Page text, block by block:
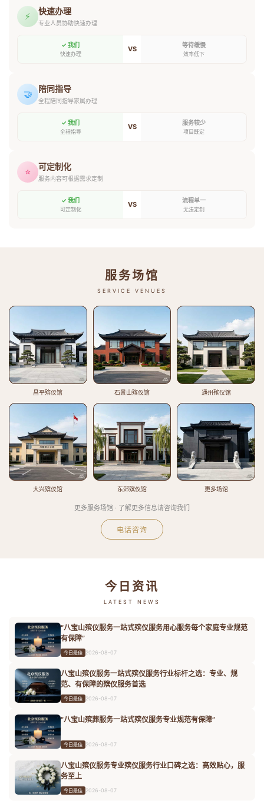
⚡ 快速办理
专业人员协助快速办理
✓ 我们
快速办理
VS 等待缓慢
效率低下
🤝 陪同指导
全程陪同指导家属办理
✓ 我们
全程指导
VS 服务较少
项目既定
⭐ 可定制化
服务内容可根据需求定制
✓ 我们
可定制化
VS 流程单一
无法定制
服务场馆
SERVICE VENUES
昌平殡仪馆 石景山殡仪馆 通州殡仪馆
大兴殡仪馆 东郊殡仪馆 更多场馆
更多服务场馆 · 了解更多信息请咨询我们
电话咨询
今日资讯
LATEST NEWS
“八宝山殡仪服务一站式殡仪服务用心服务每个家庭专业规范
有保障”
今日最佳 2026-08-07
八宝山殡仪服务一站式殡仪服务行业标杆之选：专业、规
范、有保障的殡仪服务首选
今日最佳 2026-08-07
“八宝山殡葬服务一站式殡仪服务专业规范有保障”
今日最佳 2026-08-07
八宝山殡仪服务专业殡仪服务行业口碑之选：高效贴心，服
务至上
今日最佳 2026-08-07